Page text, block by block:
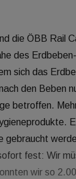
die ÖBB Rail
des
sich das
den Beben
betroffen.
gebraucht
fest: Wir
wir so